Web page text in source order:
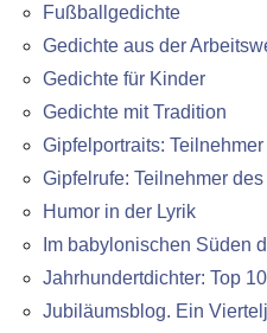
Fußballgedichte
Gedichte aus der
Gedichte für Kinder
Gedichte mit Tradition
Gipfelportraits:
Gipfelrufe: Teilnehmer
Humor in der Lyrik
Im babylonischen Süden
Jahrhundertdichter: Top 10
Jubiläumsblog. Ein